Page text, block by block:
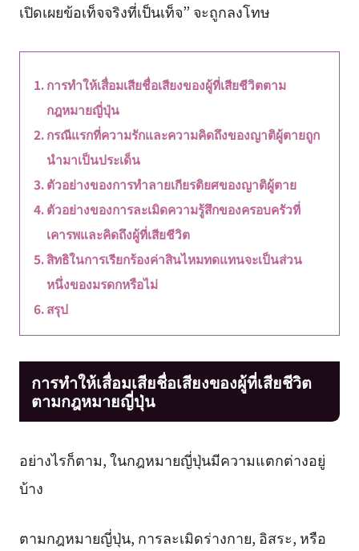
เปิดเผยข้อเท็จจริงที่เป็นเท็จ” จะถูกลงโทษ
การทำให้เสื่อมเสียชื่อเสียงของผู้ที่เสียชีวิตตาม
กฎหมายญี่ปุ่น
กรณีแรกที่ความรักและความคิดถึงของญาติผู้ตายถูก
นำมาเป็นประเด็น
ตัวอย่างของการทำลายเกียรติยศของญาติผู้ตาย
ตัวอย่างของการละเมิดความรู้สึกของครอบครัวที่
เคารพและคิดถึงผู้ที่เสียชีวิต
สิทธิในการเรียกร้องค่าสินไหมทดแทนจะเป็นส่วน
หนึ่งของมรดกหรือไม่
สรุป
การทำให้เสื่อมเสียชื่อเสียงของผู้ที่เสียชีวิต
ตามกฎหมายญี่ปุ่น
อย่างไรก็ตาม, ในกฎหมายญี่ปุ่นมีความแตกต่างอยู่
บ้าง
ตามกฎหมายญี่ปุ่น, การละเมิดร่างกาย, อิสระ, หรือ